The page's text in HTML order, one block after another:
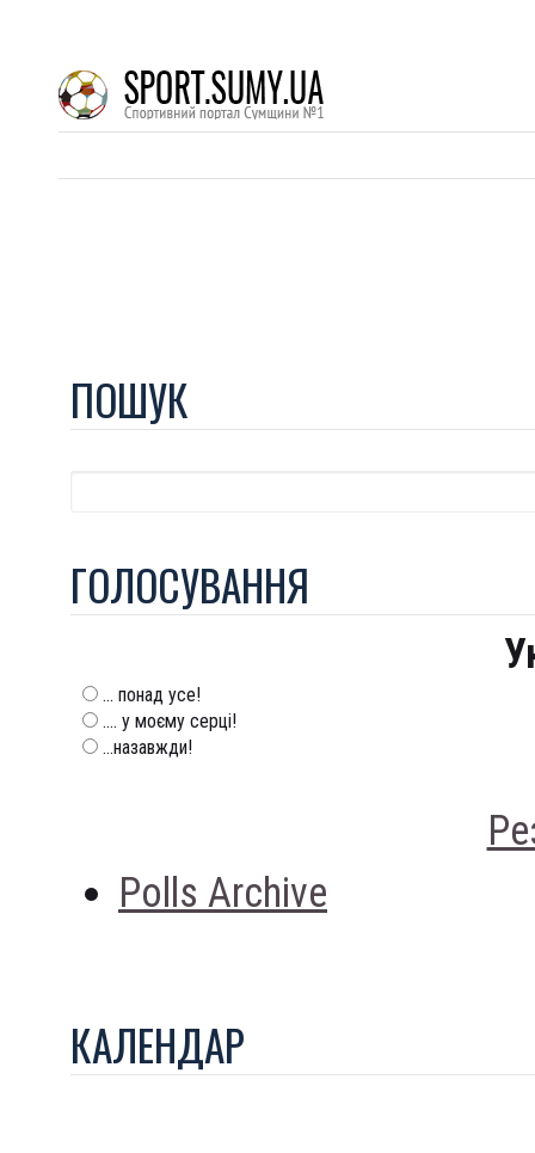
ПОШУК
ГОЛОСУВАННЯ
... понад усе!
.... у моєму серці!
...назавжди!
Polls Archive
КАЛЕНДАР